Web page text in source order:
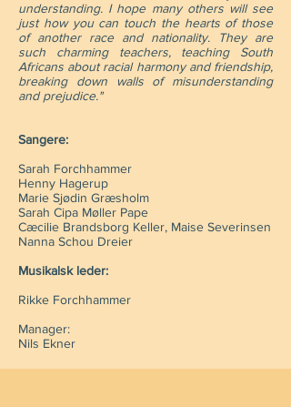
understanding. I hope many others will see
just how you can touch the hearts of those
of another race and nationality. They are
such charming teachers, teaching South
Africans about racial harmony and friendship,
breaking down walls of misunderstanding
and prejudice."
Sangere:
Sarah Forchhammer
Henny Hagerup
Marie Sjødin Græsholm
Sarah Cipa Møller Pape
Cæcilie Brandsborg Keller, Maise Severinsen
Nanna Schou Dreier
Musikalsk leder:
Rikke Forchhammer
Manager:
Nils Ekner